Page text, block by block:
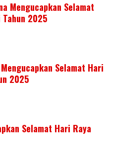
Mengucapkan Selamat
2025
Selamat Hari
2025
Selamat Hari Raya